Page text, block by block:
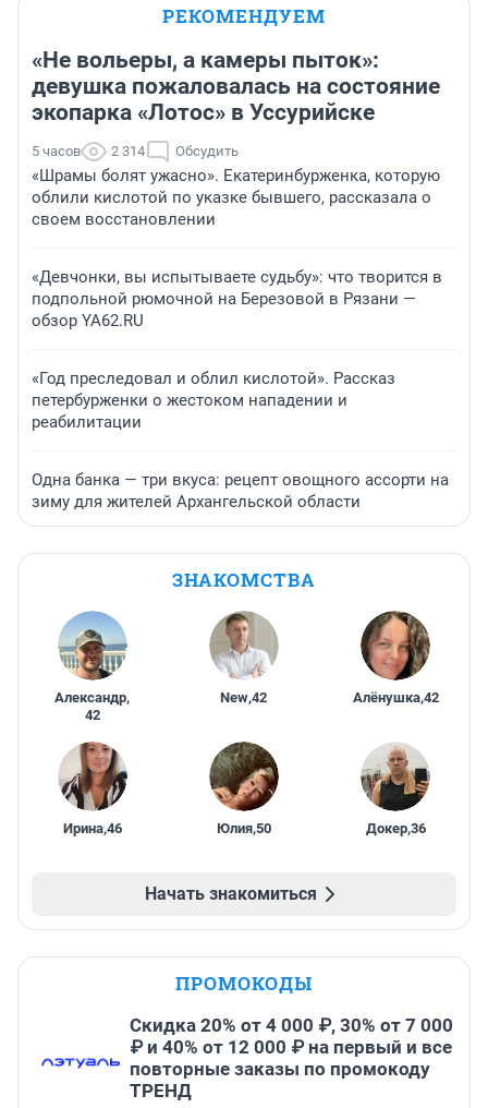
РЕКОМЕНДУЕМ
«Не вольеры, а камеры пыток»:
девушка пожаловалась на состояние
экопарка «Лотос» в Уссурийске
5 часов 2 314 Обсудить
«Шрамы болят ужасно». Екатеринбурженка, которую
облили кислотой по указке бывшего, рассказала о
своем восстановлении
«Девчонки, вы испытываете судьбу»: что творится в
подпольной рюмочной на Березовой в Рязани —
обзор YA62.RU
«Год преследовал и облил кислотой». Рассказ
петербурженки о жестоком нападении и
реабилитации
Одна банка — три вкуса: рецепт овощного ассорти на
зиму для жителей Архангельской области
ЗНАКОМСТВА
Александр,
42
New,42 Алёнушка,42
Ирина,46 Юлия,50 Докер,36
Начать знакомиться
ПРОМОКОДЫ
Скидка 20% от 4 000 ₽, 30% от 7 000
₽ и 40% от 12 000 ₽ на первый и все
повторные заказы по промокоду
ТРЕНД